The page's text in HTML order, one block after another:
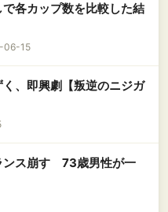
で各カップ数を比較した結
06-15
く、即興劇【叛逆のニジガ
ンス崩す 73歳男性が一